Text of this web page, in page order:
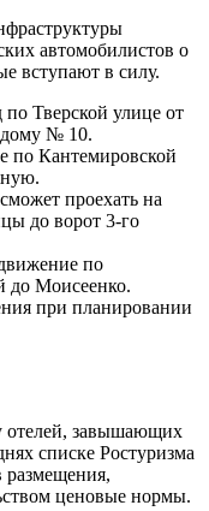
автомобилистов о
вступают в силу.
по Тверской улице от
дому № 10.
по Кантемировской
проехать на
до ворот 3-го
по
до Моисеенко.
при планировании
отелей, завышающих
списке Ростуризма
размещения,
ценовые нормы.